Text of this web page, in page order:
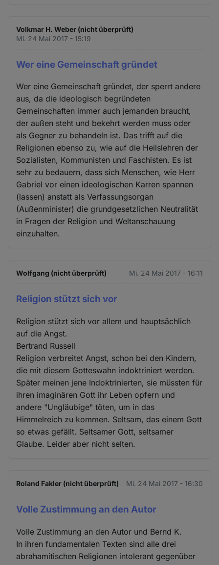
Volkmar H. Weber (nicht überprüft)
Mi. 24 Mai 2017 - 15:19
Wer eine Gemeinschaft gründet
Wer eine Gemeinschaft gründet, der sperrt andere
aus, da die ideologisch begründeten
Gemeinschaften immer auch jemanden braucht,
der außen steht und bekehrt werden muss oder
als Gegner zu behandeln ist. Das trifft auf die
Religionen ebenso zu, wie auf die Heilslehren der
Sozialisten, Kommunisten und Faschisten. Es ist
sehr zu bedauern, dass sich Menschen, wie Herr
Gabriel vor einen ideologischen Karren spannen
(lassen) anstatt als Verfassungsorgan
(Außenminister) die grundgesetzlichen Neutralität
in Fragen der Religion und Weltanschauung
einzuhalten.
Wolfgang (nicht überprüft) Mi. 24 Mai 2017 - 16:11
Religion stützt sich vor
Religion stützt sich vor allem und hauptsächlich
auf die Angst.
Bertrand Russell
Religion verbreitet Angst, schon bei den Kindern,
die mit diesem Gotteswahn indoktriniert werden.
Später meinen jene Indoktrinierten, sie müssten für
ihren imaginären Gott ihr Leben opfern und
andere "Ungläubige" töten, um in das
Himmelreich zu kommen. Seltsam, das einem Gott
so etwas gefällt. Seltsamer Gott, seltsamer
Glaube. Leider aber nicht selten.
Roland Fakler (nicht überprüft) Mi. 24 Mai 2017 - 16:30
Volle Zustimmung an den Autor
Volle Zustimmung an den Autor und Bernd K.
In ihren fundamentalen Texten sind alle drei
abrahamitischen Religionen intolerant gegenüber